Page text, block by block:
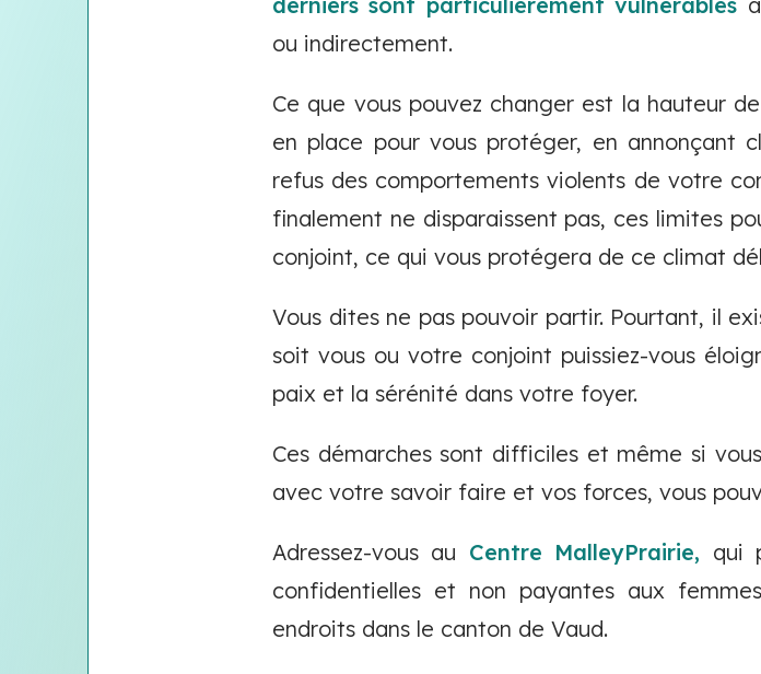
ou indirectement.
Ce que vous pouvez changer est la hauteur
en place pour vous protéger, en annonçant
refus des comportements violents de votre
finalement ne disparaissent pas, ces limites
conjoint, ce qui vous protégera de ce climat
Vous dites ne pas pouvoir partir. Pourtant, il
soit vous ou votre conjoint puissiez-vous
paix et la sérénité dans votre foyer.
Ces démarches sont difficiles et même si
avec votre savoir faire et vos forces, vous
Adressez-vous au Centre MalleyPrairie, qui
confidentielles et non payantes aux
endroits dans le canton de Vaud.